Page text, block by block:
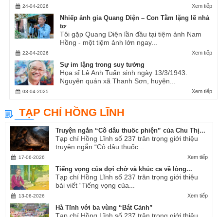
Xem tiếp
24-04-2026
Nhiếp ảnh gia Quang Diện – Con Tằm lặng lẽ nhả
tơ
Tôi gặp Quang Diện lần đầu tại tiệm ảnh Nam
Hồng - một tiệm ảnh lớn ngay...
Xem tiếp
22-04-2026
Sự im lặng trong suy tưởng
Họa sĩ Lê Anh Tuấn sinh ngày 13/3/1943.
Nguyên quán xã Thanh Sơn, huyện...
Xem tiếp
03-04-2025
TẠP CHÍ HỒNG LĨNH
Truyện ngắn “Cô dâu thuốc phiện” của Chu Thị...
Tạp chí Hồng Lĩnh số 237 trân trọng giới thiệu
truyện ngắn “Cô dâu thuốc...
Xem tiếp
17-06-2026
Tiếng vọng của đợi chờ và khúc ca về lòng...
Tạp chí Hồng Lĩnh số 237 trân trọng giới thiệu
bài viết “Tiếng vọng của...
Xem tiếp
13-06-2026
Hà Tĩnh với ba vùng “Bát Cảnh”